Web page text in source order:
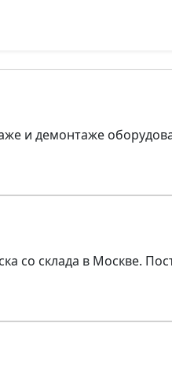
и демонтаже
со склада в Москве.